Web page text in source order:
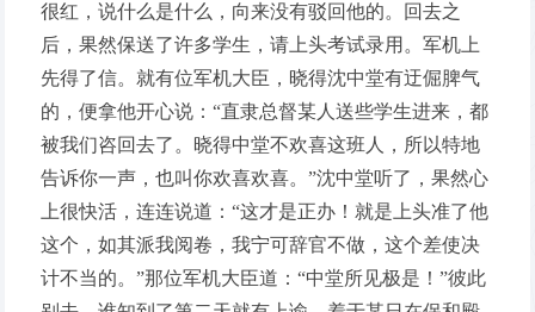
很红，说什么是什么，向来没有驳回他的。回去之
后，果然保送了许多学生，请上头考试录用。军机上
先得了信。就有位军机大臣，晓得沈中堂有迂倔脾气
的，便拿他开心说：“直隶总督某人送些学生进来，都
被我们咨回去了。晓得中堂不欢喜这班人，所以特地
告诉你一声，也叫你欢喜欢喜。”沈中堂听了，果然心
上很快活，连连说道：“这才是正办！就是上头准了他
这个，如其派我阅卷，我宁可辞官不做，这个差使决
计不当的。”那位军机大臣道：“中堂所见极是！”彼此